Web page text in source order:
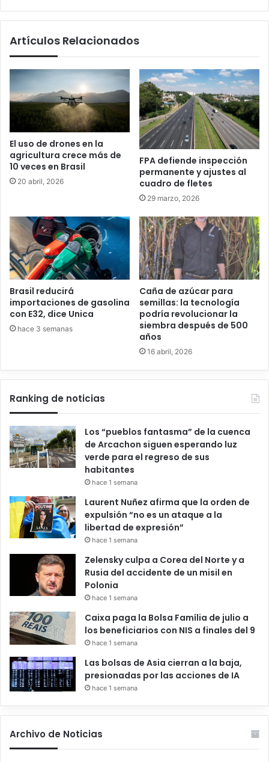
Artículos Relacionados
El uso de drones en la
agricultura crece más de
10 veces en Brasil
20 abril, 2026
FPA defiende inspección
permanente y ajustes al
cuadro de fletes
29 marzo, 2026
Brasil reducirá
importaciones de gasolina
con E32, dice Unica
hace 3 semanas
Caña de azúcar para
semillas: la tecnología
podría revolucionar la
siembra después de 500
años
16 abril, 2026
Ranking de noticias
Los “pueblos fantasma” de la cuenca
de Arcachon siguen esperando luz
verde para el regreso de sus
habitantes
hace 1 semana
Laurent Nuñez afirma que la orden de
expulsión “no es un ataque a la
libertad de expresión”
hace 1 semana
Zelensky culpa a Corea del Norte y a
Rusia del accidente de un misil en
Polonia
hace 1 semana
Caixa paga la Bolsa Família de julio a
los beneficiarios con NIS a finales del 9
hace 1 semana
Las bolsas de Asia cierran a la baja,
presionadas por las acciones de IA
hace 1 semana
Archivo de Noticias